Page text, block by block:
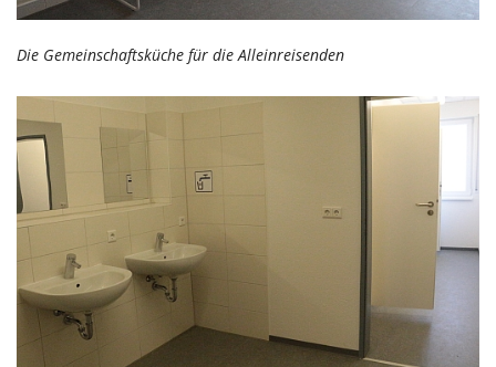
Die Gemeinschaftsküche für die Alleinreisenden